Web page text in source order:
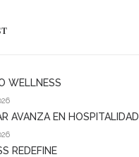
WELLNESS
AVANZA EN HOSPITALIDAD
REDEFINE